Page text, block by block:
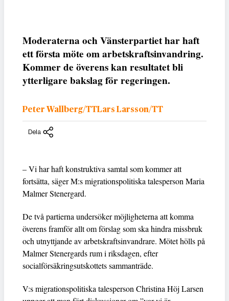
Moderaterna och Vänsterpartiet har haft
ett första möte om arbetskraftsinvandring.
Kommer de överens kan resultatet bli
ytterligare bakslag för regeringen.
Peter Wallberg/TTLars Larsson/TT
Dela
– Vi har haft konstruktiva samtal som kommer att
fortsätta, säger M:s migrationspolitiska talesperson Maria
Malmer Stenergard.
De två partierna undersöker möjligheterna att komma
överens framför allt om förslag som ska hindra missbruk
och utnyttjande av arbetskraftsinvandrare. Mötet hölls på
Malmer Stenergards rum i riksdagen, efter
socialförsäkringsutskottets sammanträde.
V:s migrationspolitiska talesperson Christina Höj Larsen